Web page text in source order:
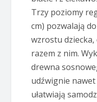
Trzy poziomy
cm) pozwalają
wzrostu dziecka,
razem z nim.
drewna
udźwignie
ułatwiają